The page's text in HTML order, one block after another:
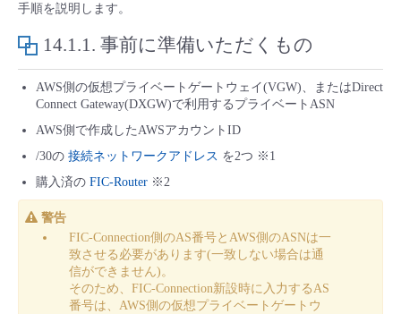
サポート
管理機能
すべてのメニューを見る
モニタリング/監査
サポート
管理機能
すべてのメニューを見る
ネットワーク
IoT
モニタリング/監査
サポート
すべてのメニューを見る
■ セットアップガイド
- 新規お申し込み方法
- 初期設定・確認
- ユーザー機能の管理
- 登録情報の管理
- APIリファレンス
- セキュリティ・監査
- データと分析
- IoT
- マルチクラウド利用
- リモートワーク
- ITインフラストラクチャー
サービス稼働状況
故障/メンテナンス履歴
メンテナンス予定
定期メンテナンス
パートナー
販売パートナー向けプログラム
協業パートナー
トレーニング/操作動画
脱炭素化
手順を説明します。
14.1.1. 事前に準備いただくもの
AWS側の仮想プライベートゲートウェイ(VGW)、またはDirect
Connect Gateway(DXGW)で利用するプライベートASN
AWS側で作成したAWSアカウントID
/30の 接続ネットワークアドレス を2つ ※1
購入済の FIC-Router ※2
警告
FIC-Connection側のAS番号とAWS側のASNは一
致させる必要があります(一致しない場合は通
信ができません)。
そのため、FIC-Connection新設時に入力するAS
番号は、AWS側の仮想プライベートゲートウ